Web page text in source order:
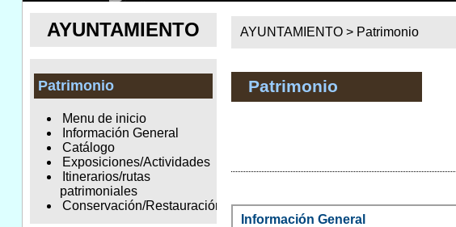
AYUNTAMIENTO
Patrimonio
Menu de inicio
Información General
Catálogo
Exposiciones/Actividades
Itinerarios/rutas
patrimoniales
Conservación/Restauración
AYUNTAMIENTO > Patrimonio
Patrimonio
Información General